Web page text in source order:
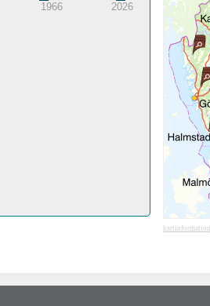
1966 2026
kartinformation